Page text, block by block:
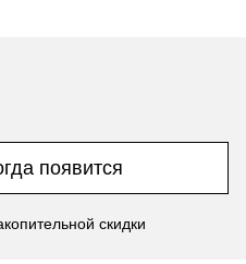
появится
скидки